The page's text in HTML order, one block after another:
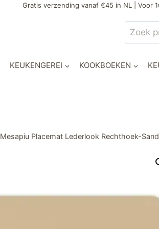
Gratis verzending vanaf €45 in NL | Voor
Zoeken
naar:
KEUKENGEREI KOOKBOEKEN
Mesapiu Placemat Lederlook Rechthoek-Sand